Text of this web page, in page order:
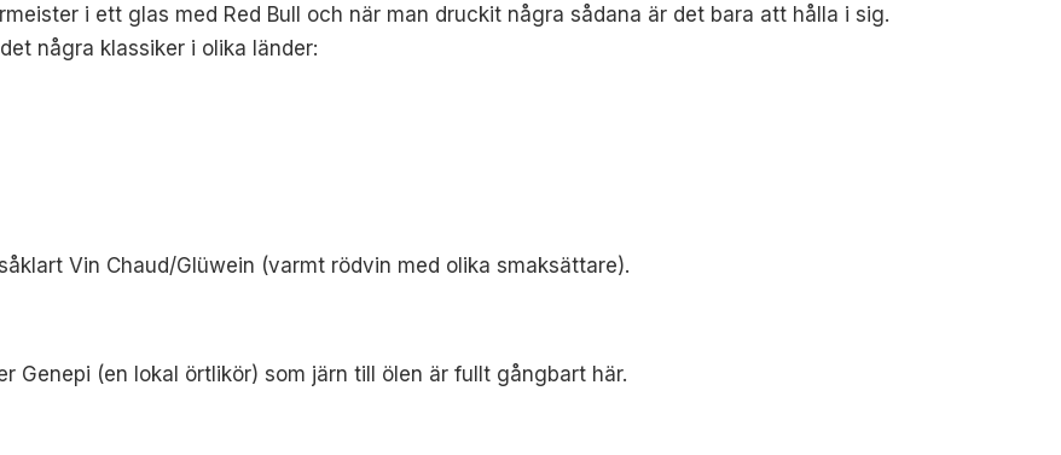
i ett glas med Red Bull och när man druckit några sådana är det bara att hålla i sig.
några klassiker i olika länder:
Vin Chaud/Glüwein (varmt rödvin med olika smaksättare).
Genepi (en lokal örtlikör) som järn till ölen är fullt gångbart här.